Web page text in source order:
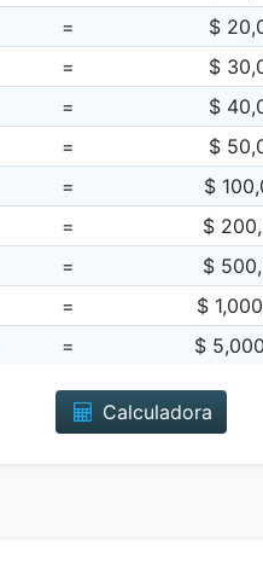
= $
= $
= $
= $
= $
= $
= $
= $
= $
Calculadora